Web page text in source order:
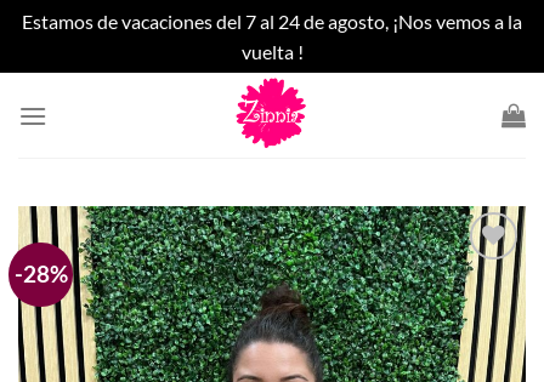
Estamos de vacaciones del 7 al 24 de agosto, ¡Nos vemos a la
vuelta !
-28%
Añadir
a la
lista
de
deseos